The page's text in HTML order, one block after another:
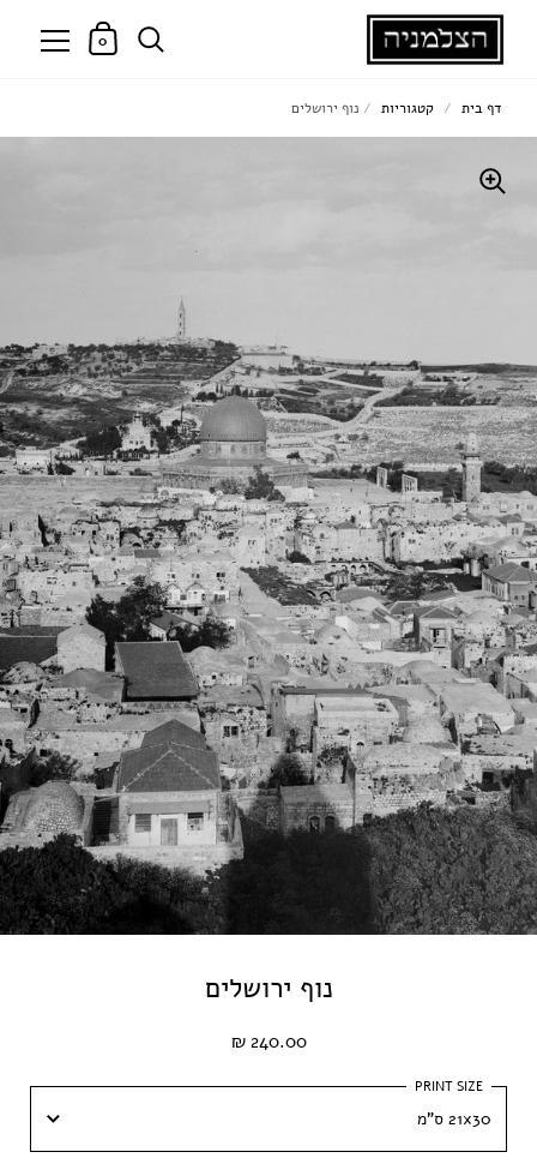
0
נוף ירושלים
240.00 ₪
21x30 ס"מ
דף בית / קטגוריות / נוף ירושלים